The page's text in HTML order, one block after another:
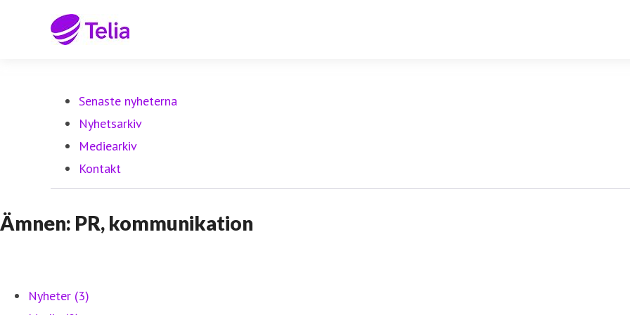
Senaste nyheterna
Nyhetsarkiv
Mediearkiv
Kontakt
Ämnen: PR, kommunikation
Nyheter (3)